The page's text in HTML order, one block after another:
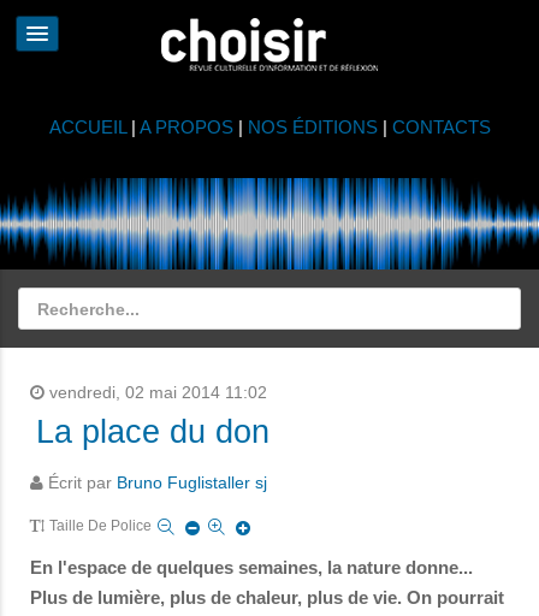
ACCUEIL | A PROPOS| NOS ÉDITIONS| CONTACTS
vendredi, 02 mai 2014 11:02
La place du don
Écrit par Bruno Fuglistaller sj
Taille De Police
En l'espace de quelques semaines, la nature donne...
Plus de lumière, plus de chaleur, plus de vie. On pourrait